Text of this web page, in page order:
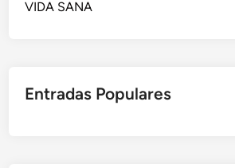
VIDA SANA
Entradas Populares